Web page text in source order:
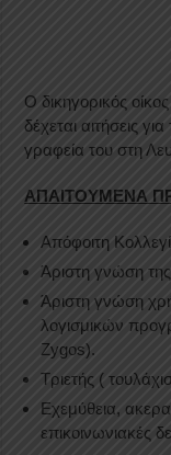
O δικηγορικός
δέχεται αιτήσεις
γραφεία του στη
ΑΠΑΙΤΟΥΜΕΝΑ
Απόφοιτη
Άριστη γνώση
Άριστη γνώση
λογισμικών
Zygos).
Τριετής (
Εχεμύθεια,
επικοινωνιακές